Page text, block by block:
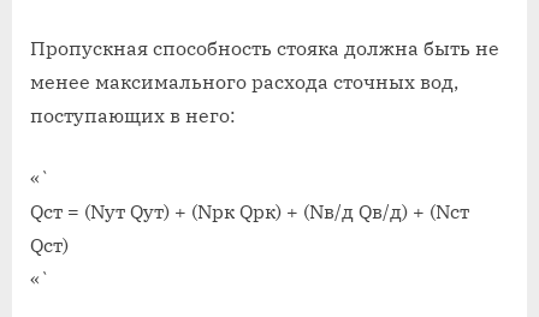
Пропускная способность стояка должна быть не
менее максимального расхода сточных вод,
поступающих в него:
«`
Qст = (Nут Qут) + (Nрк Qрк) + (Nв/д Qв/д) + (Nст
Qст)
«`